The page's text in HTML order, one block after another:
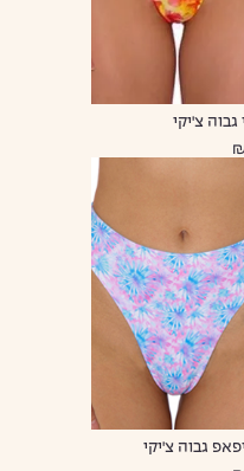
גבוה צ'יקי
גבוה צ'יקי